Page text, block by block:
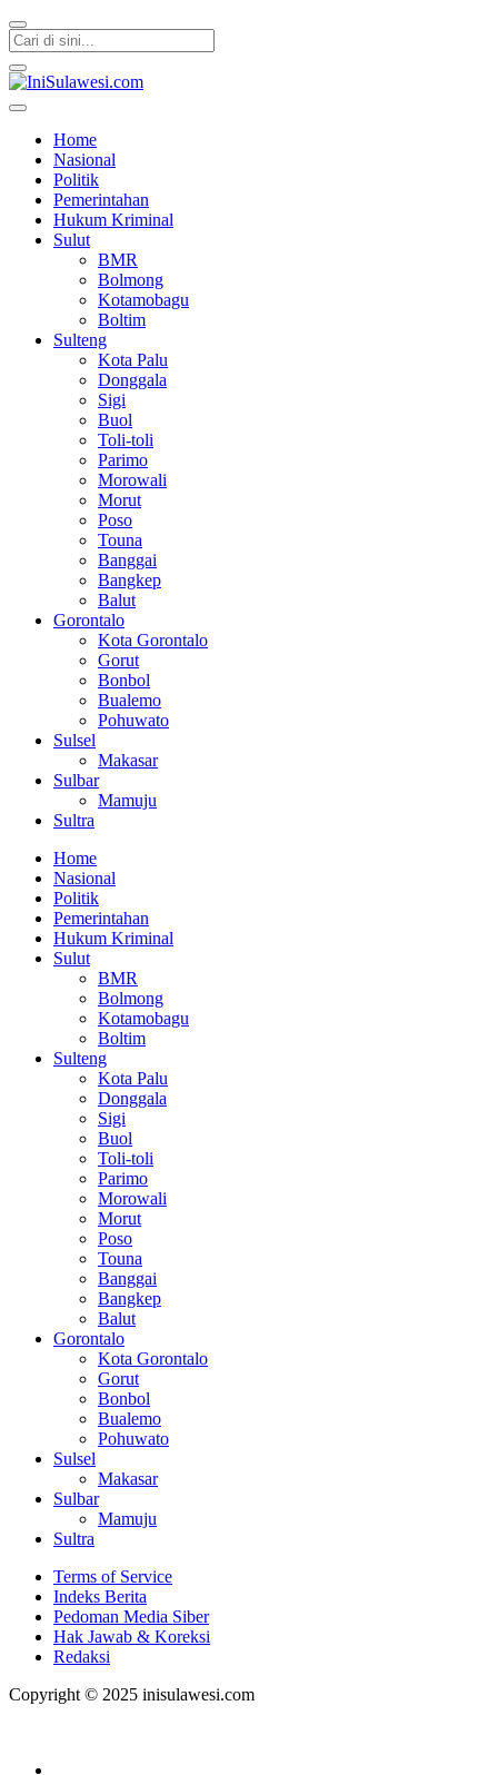
Home
Nasional
Politik
Pemerintahan
Hukum Kriminal
Sulut
BMR
Bolmong
Kotamobagu
Boltim
Sulteng
Kota Palu
Donggala
Sigi
Buol
Toli-toli
Parimo
Morowali
Morut
Poso
Touna
Banggai
Bangkep
Balut
Gorontalo
Kota Gorontalo
Gorut
Bonbol
Bualemo
Pohuwato
Sulsel
Makasar
Sulbar
Mamuju
Sultra
Home
Nasional
Politik
Pemerintahan
Hukum Kriminal
Sulut
BMR
Bolmong
Kotamobagu
Boltim
Sulteng
Kota Palu
Donggala
Sigi
Buol
Toli-toli
Parimo
Morowali
Morut
Poso
Touna
Banggai
Bangkep
Balut
Gorontalo
Kota Gorontalo
Gorut
Bonbol
Bualemo
Pohuwato
Sulsel
Makasar
Sulbar
Mamuju
Sultra
Terms of Service
Indeks Berita
Pedoman Media Siber
Hak Jawab & Koreksi
Redaksi
Copyright © 2025 inisulawesi.com